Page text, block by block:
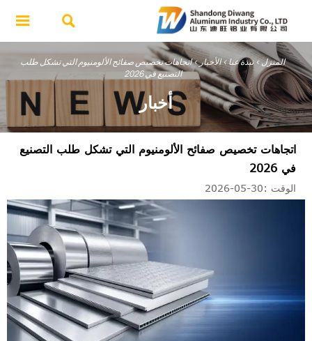


المنزل>نبذة عنا>الأخبار>اتجاهات تخصيص صفائح الألومنيوم التي تشكل طلب
التصنيع في 2026
أخبار
اتجاهات تخصيص صفائح الألومنيوم التي تشكل طلب التصنيع
في 2026
الوقت :30-05-2026